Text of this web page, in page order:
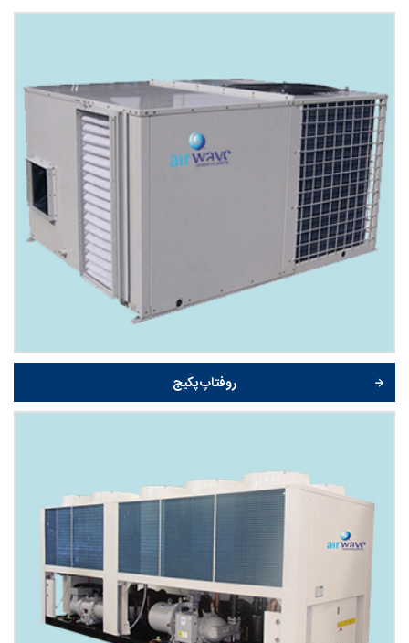
روفتاپ پکیج